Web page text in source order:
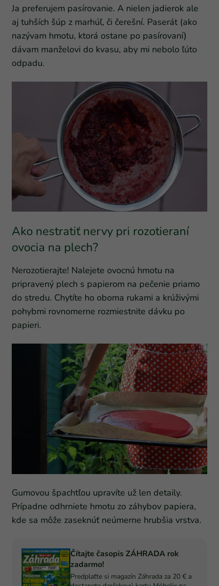
Ja preferujem pasírovanie. A nielen jadierok ale
aj tuhších šúp z marhúľ, či čerešní. Paserát (ako
nazývam hmotu, ktorá ostane po pasírovaní)
dávam manželovi do kvasu, aby mi nebolo ľúto
odpadu.
Ako nestratiť nervy pri rozotieraní
ovocia na plech?
Nerozotierajte! Nalejete ovocnú hmotu na
pripravený plech s papierom na pečenie priamo
do stredu. Chytíte ho oboma rukami a krúživými
pohybmi rovnomerne rozmiestnite dávku po
papieri.
Gumovou špachtľou upravíte už len detaily.
Prípadne odhrniete hmotu zo záhybov papiera,
kde sa môže zaseknúť neúmerne hrubšia vrstva.
Čítajte časopis ZÁHRADA rok
zadarmo!
Predplaťte si magazín Záhrada za 20 € a